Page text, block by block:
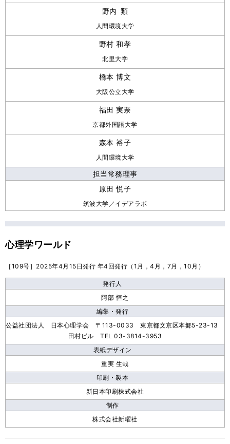
野内 類
人間環境大学
野村 和孝
北里大学
橋本 博文
大阪公立大学
福田 実奈
京都外国語大学
森本 裕子
人間環境大学
担当常務理事
原田 悦子
筑波大学／イデアラボ
心理学ワールド
［109号］2025年4月15日発行 年4回発行（1月，4月，7月，10月）
発行人
阿部 恒之
編集・発行
公益社団法人 日本心理学会 〒113-0033 東京都文京区本郷5-23-13
田村ビル TEL 03-3814-3953
表紙デザイン
重実 生哉
印刷・製本
新日本印刷株式会社
制作
株式会社新曜社